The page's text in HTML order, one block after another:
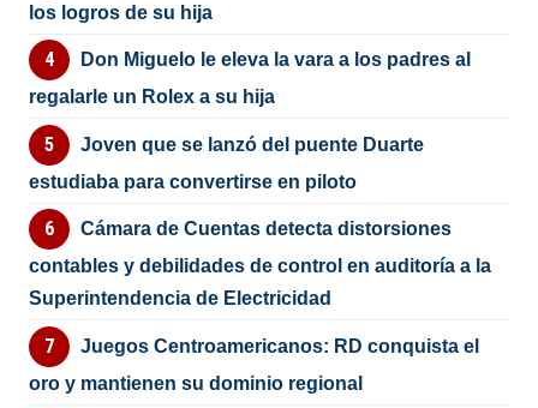
los logros de su hija
Don Miguelo le eleva la vara a los padres al
regalarle un Rolex a su hija
Joven que se lanzó del puente Duarte
estudiaba para convertirse en piloto
Cámara de Cuentas detecta distorsiones
contables y debilidades de control en auditoría a la
Superintendencia de Electricidad
Juegos Centroamericanos: RD conquista el
oro y mantienen su dominio regional